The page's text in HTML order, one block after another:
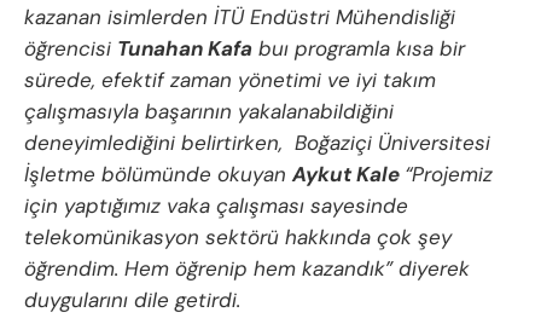
kazanan isimlerden İTÜ Endüstri Mühendisliği
öğrencisi Tunahan Kafa buı programla kısa bir
sürede, efektif zaman yönetimi ve iyi takım
çalışmasıyla başarının yakalanabildiğini
deneyimlediğini belirtirken, Boğaziçi Üniversitesi
İşletme bölümünde okuyanAykut Kale “Projemiz
için yaptığımız vaka çalışması sayesinde
telekomünikasyon sektörü hakkında çok şey
öğrendim. Hem öğrenip hem kazandık” diyerek
duygularını dile getirdi.